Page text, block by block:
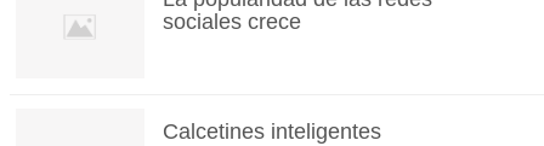
sociales crece
Calcetines inteligentes